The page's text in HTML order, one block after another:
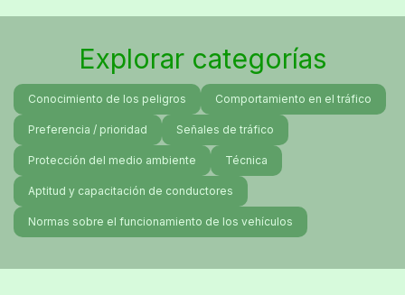
Explorar categorías
Conocimiento de los peligros Comportamiento en el tráfico
Preferencia / prioridad Señales de tráfico
Protección del medio ambiente Técnica
Aptitud y capacitación de conductores
Normas sobre el funcionamiento de los vehículos